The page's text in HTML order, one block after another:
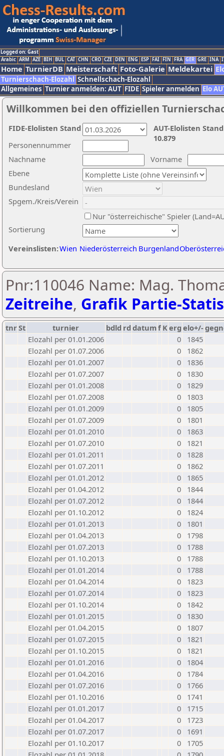
Logged on: Gast
Arabic ARM AZE BIH BUL CAT CHN CRO CZE DEN ENG ESP FAI FIN FRA GER GRE INA
Home TurnierDB Meisterschaft Foto-Galerie Meldekartei
Turnierschach-Elozahl Schnellschach-Elozahl
Allgemeines Turnier anmelden: AUT FIDE Spieler anmelden Elo
Willkommen bei den offiziellen
Nachname
Vorname
Ebene
Sortierung
Personennummer
Bundesland
Spgem./Kreis/Verein
Nur "österreichische" Spieler
Vereinslisten:Wien Niederösterreich Burgenland
AUT-Elolisten
10.879
FIDE-Elolisten Stand
Pnr:110046 Name: Mag.
Zeitreihe, Grafik Partie-
tnrSt turnier bdld rd datumf Kerg elo+/-
Elozahl per 01.01.2006
0
1845
Elozahl per 01.07.2006
0
1862
Elozahl per 01.01.2007
0
1836
Elozahl per 01.07.2007
0
1830
Elozahl per 01.01.2008
0
1829
Elozahl per 01.07.2008
0
1803
Elozahl per 01.01.2009
0
1805
Elozahl per 01.07.2009
0
1801
Elozahl per 01.01.2010
0
1863
Elozahl per 01.07.2010
0
1821
Elozahl per 01.01.2011
0
1828
Elozahl per 01.07.2011
0
1862
Elozahl per 01.01.2012
0
1865
Elozahl per 01.04.2012
0
1844
Elozahl per 01.07.2012
0
1844
Elozahl per 01.10.2012
0
1824
Elozahl per 01.01.2013
0
1801
Elozahl per 01.04.2013
0
1798
Elozahl per 01.07.2013
0
1788
Elozahl per 01.10.2013
0
1788
Elozahl per 01.01.2014
0
1788
Elozahl per 01.04.2014
0
1823
Elozahl per 01.07.2014
0
1823
Elozahl per 01.10.2014
0
1842
Elozahl per 01.01.2015
0
1830
Elozahl per 01.04.2015
0
1807
Elozahl per 01.07.2015
0
1821
Elozahl per 01.10.2015
0
1821
Elozahl per 01.01.2016
0
1804
Elozahl per 01.04.2016
0
1784
Elozahl per 01.07.2016
0
1766
Elozahl per 01.10.2016
0
1741
Elozahl per 01.01.2017
0
1715
Elozahl per 01.04.2017
0
1723
Elozahl per 01.07.2017
0
1691
Elozahl per 01.10.2017
0
1705